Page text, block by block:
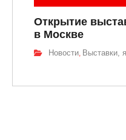
Открытие
в Москве
Новости Выставки,